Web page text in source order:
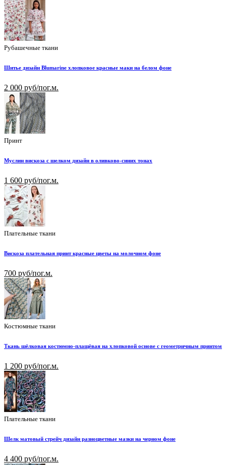
Рубашечные ткани
Шитье дизайн Blumarine хлопковое красные маки на белом фоне
2 000 руб/пог.м.
Принт
Муслин вискоза с шелком дизайн в оливково-синих тонах
1 600 руб/пог.м.
Плательные ткани
Вискоза плательная принт красные цветы на молочном фоне
700 руб/пог.м.
Костюмные ткани
Ткань шёлковая костюмно-плащёвая на хлопковой основе с геометричным принтом
1 200 руб/пог.м.
Плательные ткани
Шелк матовый стрейч дизайн разноцветные мазки на черном фоне
4 400 руб/пог.м.